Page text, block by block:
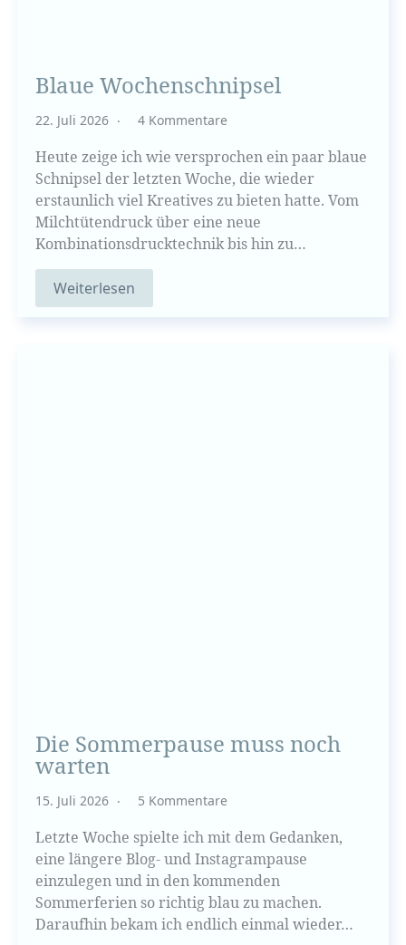
Blaue Wochenschnipsel
22. Juli 2026 4 Kommentare
Heute zeige ich wie versprochen ein paar blaue
Schnipsel der letzten Woche, die wieder
erstaunlich viel Kreatives zu bieten hatte. Vom
Milchtütendruck über eine neue
Kombinationsdrucktechnik bis hin zu…
Weiterlesen
Die Sommerpause muss noch
warten
15. Juli 2026 5 Kommentare
Letzte Woche spielte ich mit dem Gedanken,
eine längere Blog- und Instagrampause
einzulegen und in den kommenden
Sommerferien so richtig blau zu machen.
Daraufhin bekam ich endlich einmal wieder…